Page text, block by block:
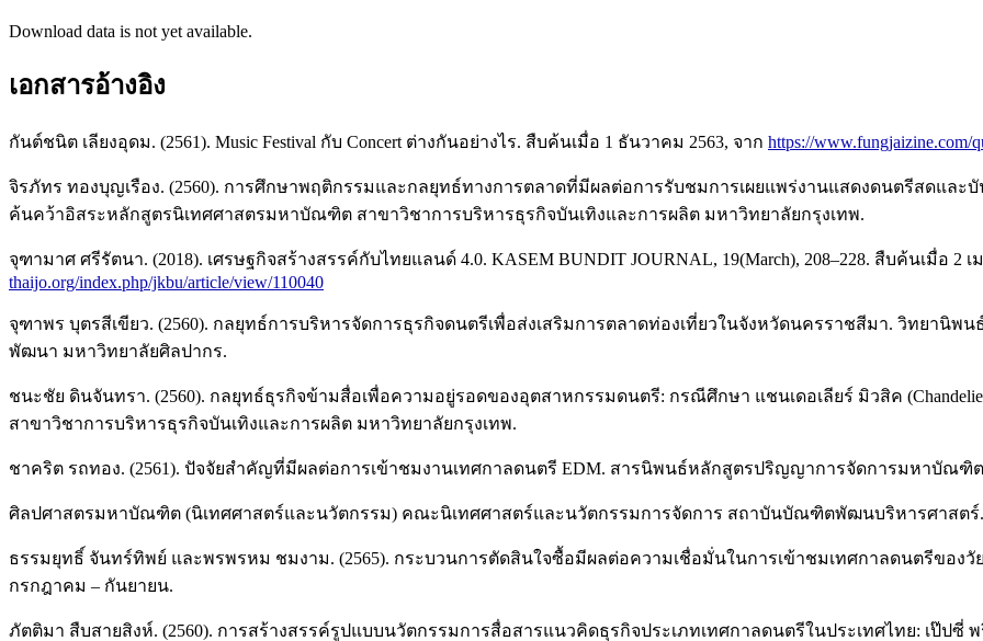
Download data is not yet available.
เอกสารอ้างอิง
กันต์ชนิต เลียงอุดม. (2561). Music Festival กับ Concert ต่างกันอย่างไร. สืบค้นเมื่อ 1 ธันวาคม 2563, จาก https://www.fungjaizine.com/
จิรภัทร ทองบุญเรือง. (2560). การศึกษาพฤติกรรมและกลยุทธ์ทางการตลาดที่มีผลต่อการรับชมการเผยแพร่งานแสดงดนตรีสดแล
ค้นคว้าอิสระหลักสูตรนิเทศศาสตรมหาบัณฑิต สาขาวิชาการบริหารธุรกิจบันเทิงและการผลิต มหาวิทยาลัยกรุงเทพ.
จุฑามาศ ศรีรัตนา. (2018). เศรษฐกิจสร้างสรรค์กับไทยแลนด์ 4.0. KASEM BUNDIT JOURNAL, 19(March), 208–228. สืบค้นเมื่อ 2 เ
thaijo.org/index.php/jkbu/article/view/110040
จุฑาพร บุตรสีเขียว. (2560). กลยุทธ์การบริหารจัดการธุรกิจดนตรีเพื่อส่งเสริมการตลาดท่องเที่ยวในจังหวัดนครราชสีมา. วิทยานิ
พัฒนา มหาวิทยาลัยศิลปากร.
ชนะชัย ดินจันทรา. (2560). กลยุทธ์ธุรกิจข้ามสื่อเพื่อความอยู่รอดของอุตสาหกรรมดนตรี: กรณีศึกษา แชนเดอเลียร์ มิวสิค
สาขาวิชาการบริหารธุรกิจบันเทิงและการผลิต มหาวิทยาลัยกรุงเทพ.
ชาคริต รถทอง. (2561). ปัจจัยสำคัญที่มีผลต่อการเข้าชมงานเทศกาลดนตรี EDM. สารนิพนธ์หลักสูตรปริญญาการจัดการมหาบัณฑิ
ศิลปศาสตรมหาบัณฑิต (นิเทศศาสตร์และนวัตกรรม) คณะนิเทศศาสตร์และนวัตกรรมการจัดการ สถาบันบัณฑิตพัฒนบริหารศาสตร์.
ธรรมยุทธิ์ จันทร์ทิพย์ และพรพรหม ชมงาม. (2565). กระบวนการตัดสินใจซื้อมีผลต่อความเชื่อมั่นในการเข้าชมเทศกาลดนตรีของวั
กรกฎาคม – กันยายน.
ภัตติมา สืบสายสิงห์. (2560). การสร้างสรรค์รูปแบบนวัตกรรมการสื่อสารแนวคิดธุรกิจประเภทเทศกาลดนตรีในประเทศไทย: เป๊ปซี่